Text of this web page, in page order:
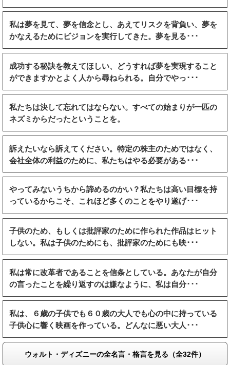
私は夢を見て、夢を信念とし、あえてリスクを背負い、夢を
かなえるためにビジョンを実行してきた。夢を見る･･･
成功する秘訣を教えてほしい、どうすれば夢を実現すること
ができますかとよく人から尋ねられる。自分でやっ･･･
私たちは決して忘れてはならない。すべての始まりが一匹の
ネズミからだったということを。
訴えたいなら訴えてください。特定の株主のためではなく、
会社全体の利益のために、私たちはやる必要がある･･･
やってみないうちから諦めるのかい？私たちは高い目標を持
っているからこそ、これほど多くのことをやり遂げ･･･
子供のため、もしくは批評家のために作られた作品はヒット
しない。私は子供のためにも、批評家のためにも映･･･
私は常に改革者であることを信条としている。あなたが自分
の言ったことを繰り返すのは嫌なように、私は自分･･･
私は、６歳の子供でも６０歳の大人でも心の中に持っている
子供心に響く映画を作っている。どんなに悪い大人･･･
ウォルト・ディズニーの全名言・格言を見る（全32件）